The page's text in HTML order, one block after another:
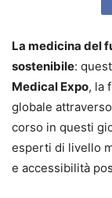
La medicina del
sostenibile:
Medical Expo, la
globale
corso in questi
esperti di livello
e accessibilità